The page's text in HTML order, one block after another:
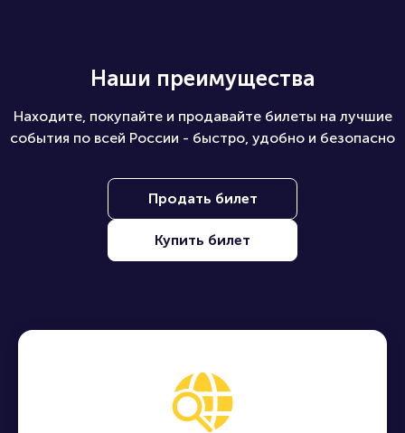
Наши преимущества
Находите, покупайте и продавайте билеты на лучшие
события по всей России - быстро, удобно и безопасно
Продать билет
Купить билет